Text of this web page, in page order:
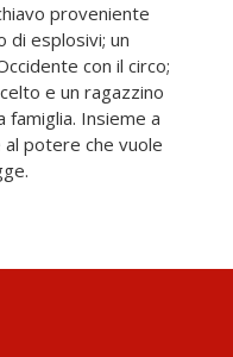
proveniente
di esplosivi; un
con il circo;
e un ragazzino
famiglia. Insieme a
potere che vuole